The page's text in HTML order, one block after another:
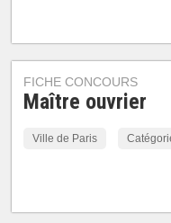
FICHE CONCOURS
Maître ouvrier
Ville de Paris